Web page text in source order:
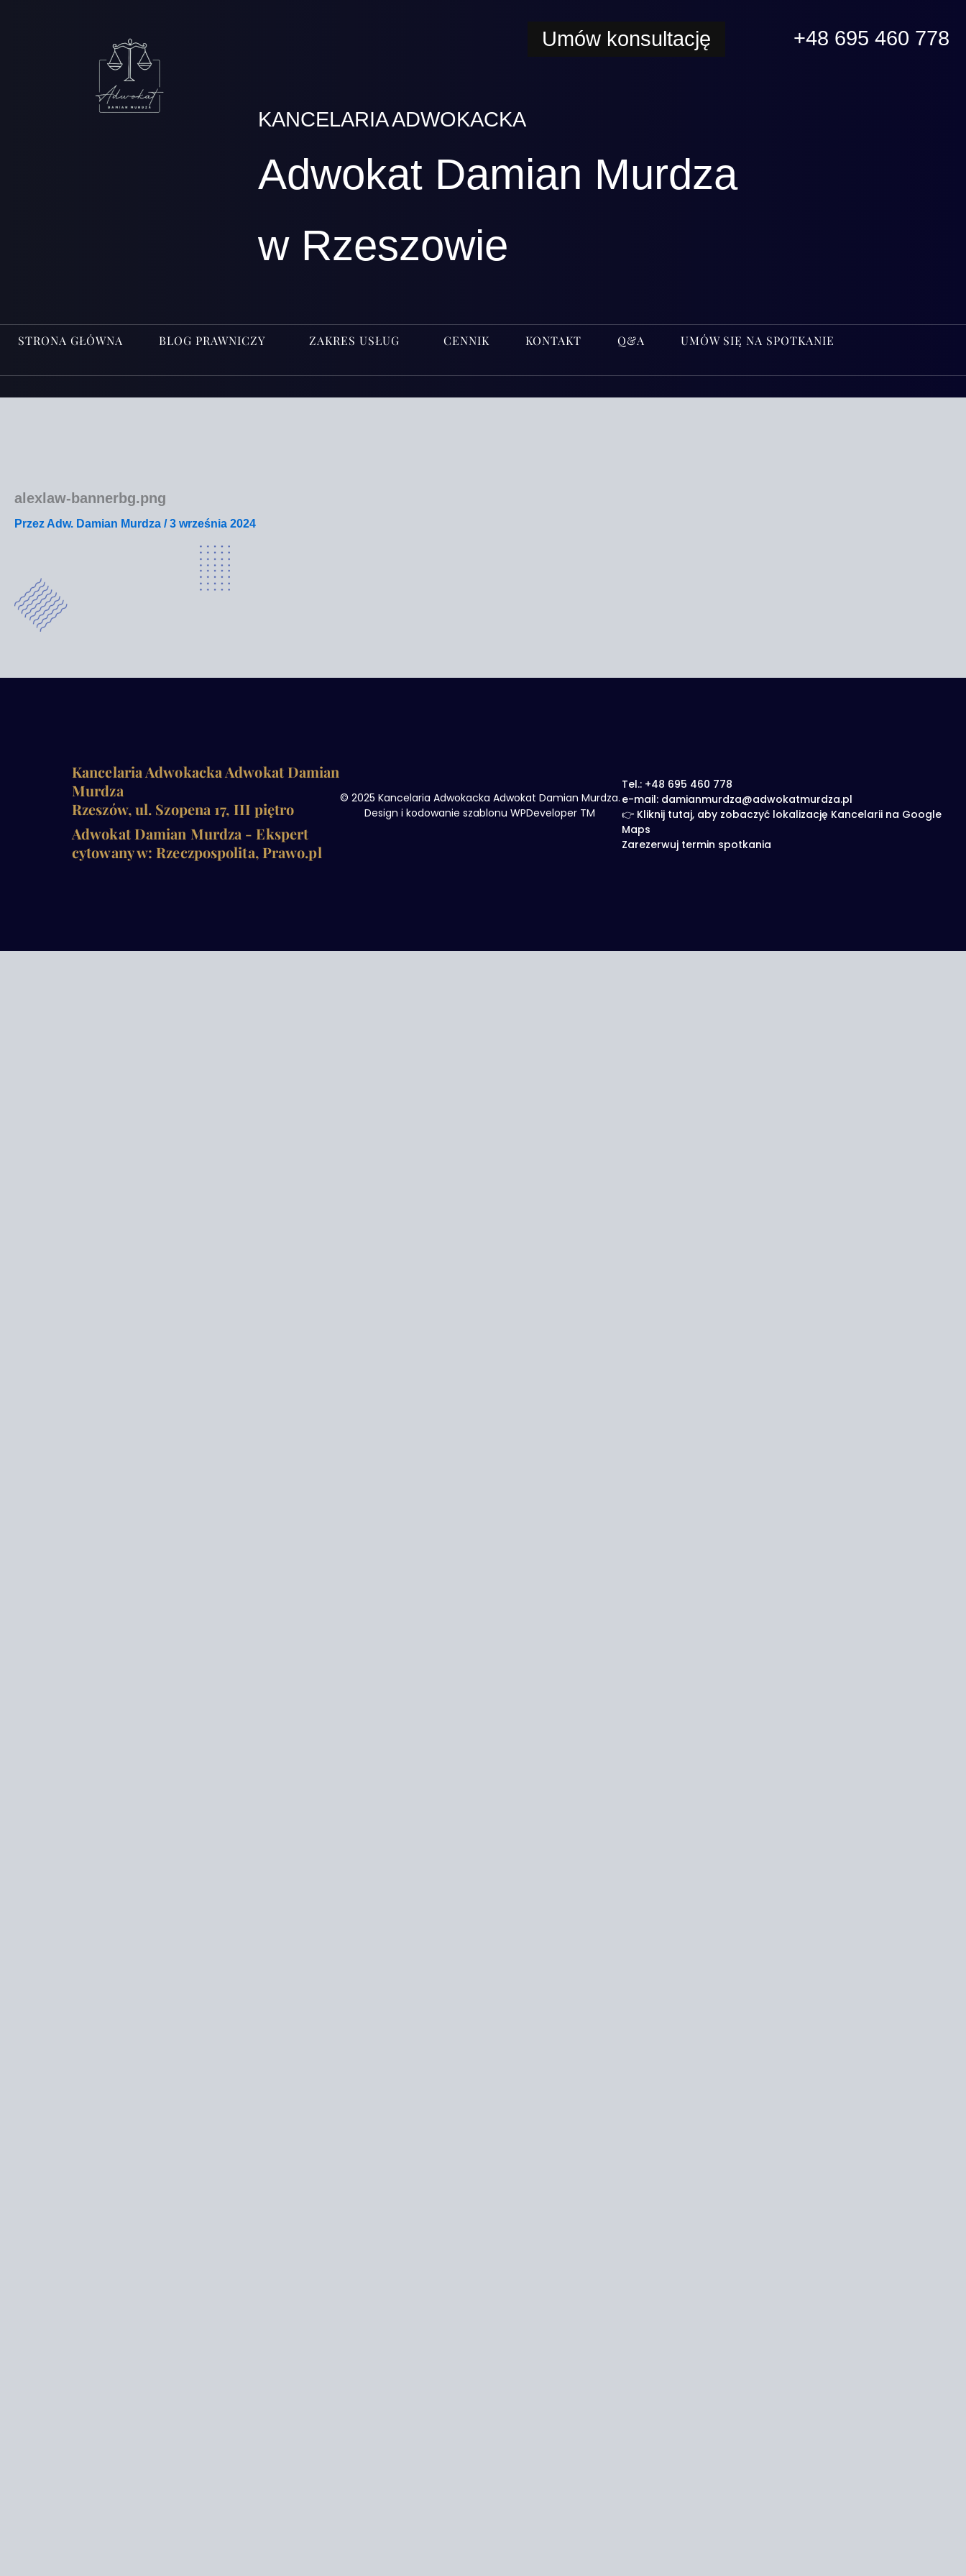
Umów konsultację +48 695 460 778
KANCELARIA ADWOKACKA
Adwokat Damian Murdza
w Rzeszowie
STRONA GŁÓWNA BLOG PRAWNICZY ZAKRES USŁUG CENNIK KONTAKT Q&A UMÓW SIĘ NA SPOTKANIE
alexlaw-bannerbg.png
Przez Adw. Damian Murdza /3 września 2024
Kancelaria Adwokacka Adwokat Damian
Murdza
Rzeszów, ul. Szopena 17, III piętro
Adwokat Damian Murdza - Ekspert
cytowany w: Rzeczpospolita, Prawo.pl
© 2025 Kancelaria Adwokacka Adwokat Damian Murdza.
Design i kodowanie szablonu WPDeveloper TM
Tel.: +48 695 460 778
e-mail: damianmurdza@adwokatmurdza.pl
👉 Kliknij tutaj, aby zobaczyć lokalizację Kancelarii na Google
Maps
Zarezerwuj termin spotkania